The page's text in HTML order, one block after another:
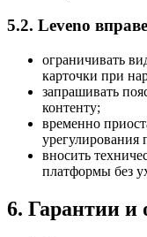
5.2. Leveno вправе
ограничивать
карточки при
запрашивать
контенту;
временно
урегулирования
вносить
платформы без
6. Гарантии и